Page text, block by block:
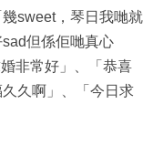
sweet，琴日我哋就
但係佢哋真心
非常好」、「恭喜
久啊」、「今日求